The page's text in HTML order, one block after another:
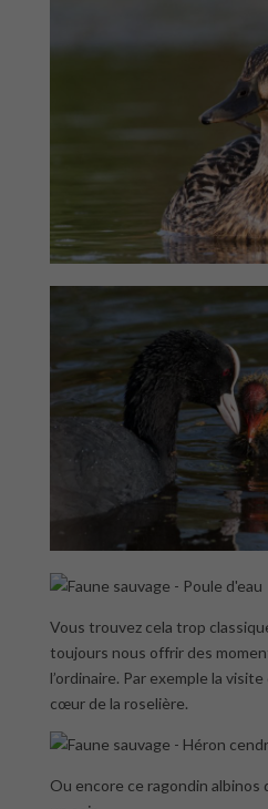
Vous trouvez cela trop
toujours nous offrir des
l’ordinaire. Par exemple la
cœur de la roselière.
Ou encore ce ragondin